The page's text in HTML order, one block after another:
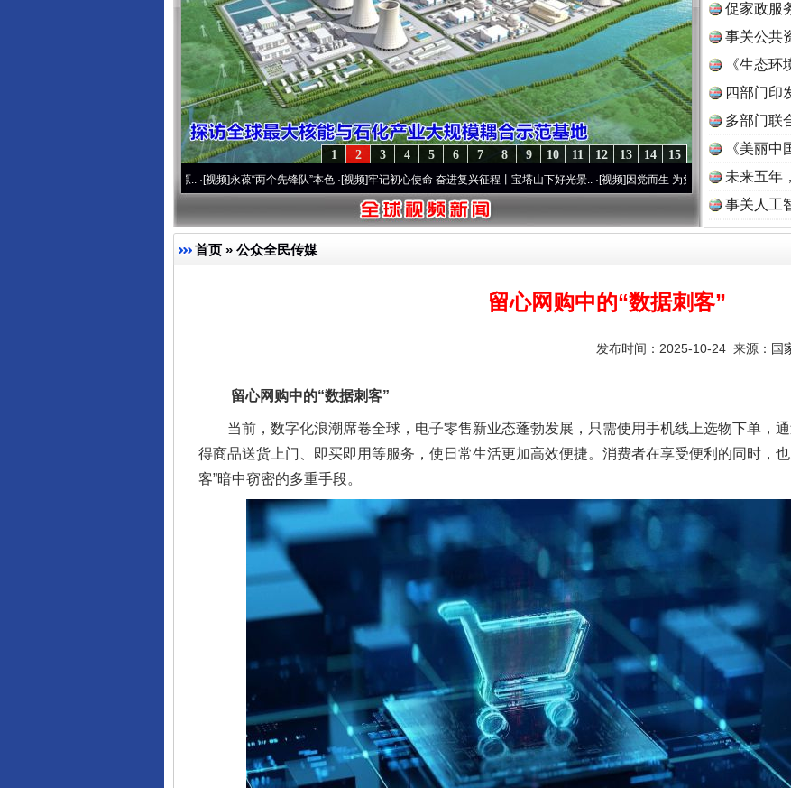
15
14
13
12
11
10
9
8
7
6
5
4
3
2
1
永葆“两个先锋队”本色·[视频]牢记初心使命 奋进复兴征程丨宝塔山下好光景..·[视频]因党而生 为党而战——百年“纪”事⑧加强纪律..
促家政服
事关公共
《生态
读
四部门印
多部门联
《美丽
未来五年
事关人工
首页 » 公众全民传媒
留心网购中的“数据刺客”
发布时间：2025-10-24 来源： 国
留心网购中的“数据刺客”
当前，数字化浪潮席卷全球，电子零售新业态蓬勃发展，只需使用手机线上选物下单，
得商品送货上门、即买即用等服务，使日常生活更加高效便捷。消费者在享受便利的同时，
客”暗中窃密的多重手段。